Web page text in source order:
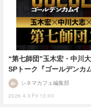
“第七師団”玉木宏・中川
SPトーク『ゴールデンカ
2026.4.3 Fri 13:00
シネマカフェ編集部